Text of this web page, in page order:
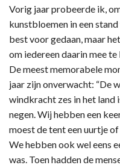
Vorig jaar probeerde ik,
kunstbloemen in een
best voor gedaan, maar
om iedereen daarin mee te
De meest memorabele
jaar zijn onverwacht: “De
windkracht zes in het land
negen. Wij hebben een
moest de tent een uurtje
We hebben ook wel eens
was. Toen hadden de